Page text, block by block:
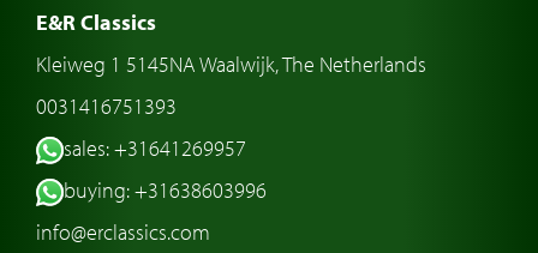
E&R Classics
Kleiweg 1 5145NA Waalwijk, The Netherlands
0031416751393
sales: +31641269957
buying: +31638603996
info@erclassics.com